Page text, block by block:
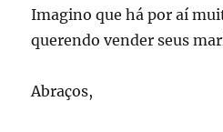
Imagino que há por aí
querendo vender seus
Abraços,